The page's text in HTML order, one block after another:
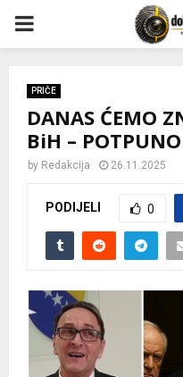
P
M
PRIČE
DANAS ĆEMO
BiH –
by Redakcija 26.11.2025
PODIJELI 0